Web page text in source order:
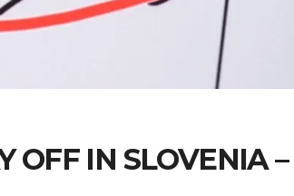
OFF IN SLOVENIA